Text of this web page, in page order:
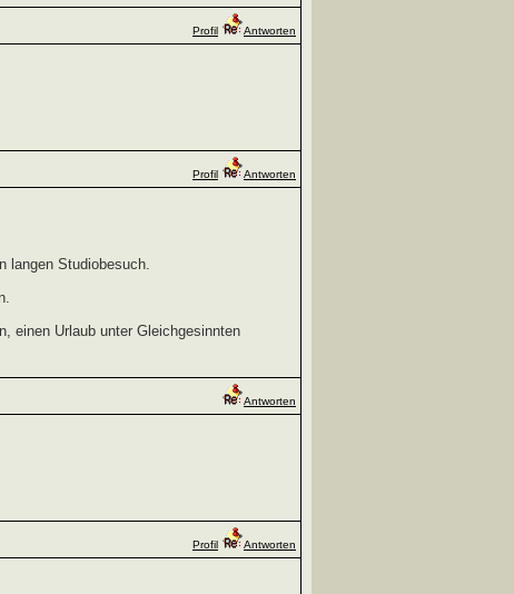
Profil Antworten
Profil Antworten
langen Studiobesuch.
einen Urlaub unter Gleichgesinnten
Antworten
Profil Antworten